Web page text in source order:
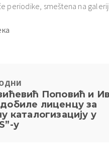
periodike, smeštena na
Поповић и
лиценцу за
каталогизацију у
у